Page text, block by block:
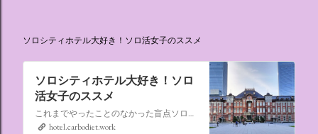
ソロシティホテル大好き！ソロ活女子のススメ
ソロシティホテル大好き！ソロ
活女子のススメ
これまでやったことのなかった盲点ソロ活、“なんでもない日にシティホテルに泊まる”。ソロ活女子のススメ,ソロシティホテル
hotel.carbodiet.work